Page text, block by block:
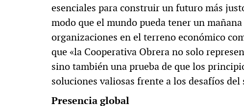
esenciales para construir un futuro más
modo que el mundo pueda tener un
organizaciones en el terreno económico
que «la Cooperativa Obrera no solo
sino también una prueba de que los
soluciones valiosas frente a los desafíos
Presencia global